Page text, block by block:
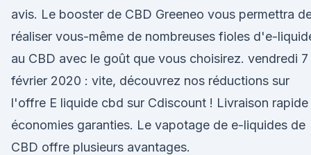
avis. Le booster de CBD Greeneo vous permettra
réaliser vous-même de nombreuses fioles d'e-
au CBD avec le goût que vous choisirez. vendredi 7
février 2020 : vite, découvrez nos réductions sur
l'offre E liquide cbd sur Cdiscount ! Livraison rapide
économies garanties. Le vapotage de e-liquides de
CBD offre plusieurs avantages.